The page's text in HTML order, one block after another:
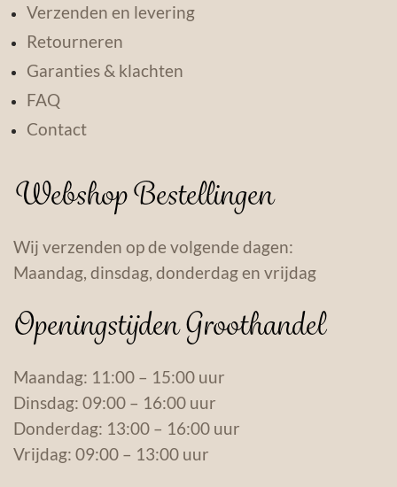
Verzenden en levering
Retourneren
Garanties & klachten
FAQ
Contact
Webshop Bestellingen
Wij verzenden op de volgende dagen:
Maandag, dinsdag, donderdag en vrijdag
Openingstijden Groothandel
Maandag: 11:00 – 15:00 uur
Dinsdag: 09:00 – 16:00 uur
Donderdag: 13:00 – 16:00 uur
Vrijdag: 09:00 – 13:00 uur